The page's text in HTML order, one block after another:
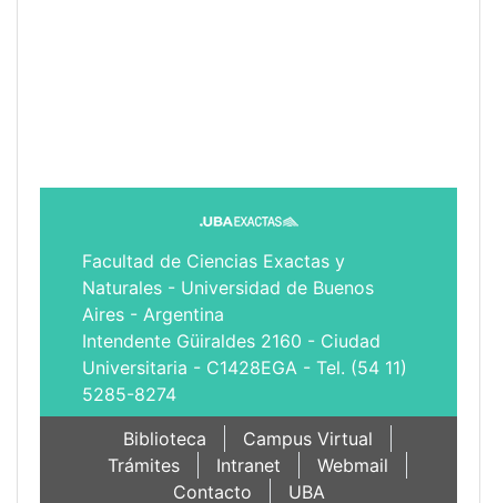
Facultad de Ciencias Exactas y
Naturales - Universidad de Buenos
Aires - Argentina
Intendente Güiraldes 2160 - Ciudad
Universitaria - C1428EGA - Tel. (54 11)
5285-8274
Biblioteca
Campus Virtual
Trámites
Intranet
Webmail
Contacto
UBA